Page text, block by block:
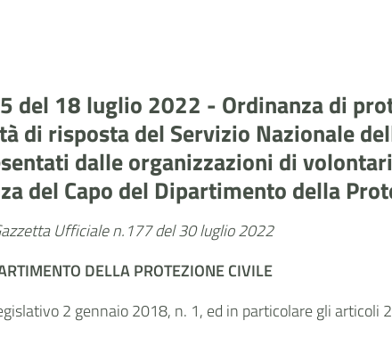
del 18 luglio 2022 - Ordinanza di
di risposta del Servizio Nazionale
dalle organizzazioni di
del Capo del Dipartimento della
Ufficiale n.177 del 30 luglio 2022
DELLA PROTEZIONE CIVILE
2 gennaio 2018, n. 1, ed in particolare gli articoli